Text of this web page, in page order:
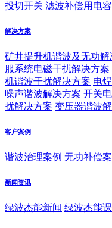
投切开关 滤波补偿用电
解决方案
矿井提升机谐波及无功解
服系统电磁干扰解决方案
机谐波干扰解决方案 电
噪声谐波解决方案 开关
扰解决方案 变压器谐波
客户案例
谐波治理案例 无功补偿
新闻资讯
绿波杰能新闻 绿波杰能